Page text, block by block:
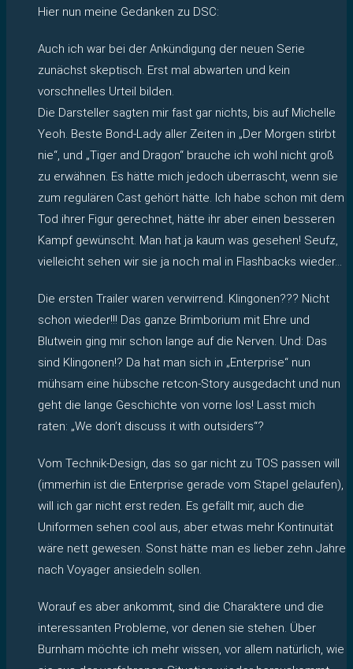
Hier nun meine Gedanken zu DSC:
Auch ich war bei der Ankündigung der neuen Serie
zunächst skeptisch. Erst mal abwarten und kein
vorschnelles Urteil bilden.
Die Darsteller sagten mir fast gar nichts, bis auf Michelle
Yeoh. Beste Bond-Lady aller Zeiten in „Der Morgen stirbt
nie“, und „Tiger and Dragon“ brauche ich wohl nicht groß
zu erwähnen. Es hätte mich jedoch überrascht, wenn sie
zum regulären Cast gehört hätte. Ich habe schon mit dem
Tod ihrer Figur gerechnet, hätte ihr aber einen besseren
Kampf gewünscht. Man hat ja kaum was gesehen! Seufz,
vielleicht sehen wir sie ja noch mal in Flashbacks wieder…
Die ersten Trailer waren verwirrend. Klingonen??? Nicht
schon wieder!!! Das ganze Brimborium mit Ehre und
Blutwein ging mir schon lange auf die Nerven. Und: Das
sind Klingonen!? Da hat man sich in „Enterprise“ nun
mühsam eine hübsche retcon-Story ausgedacht und nun
geht die lange Geschichte von vorne los! Lasst mich
raten: „We don’t discuss it with outsiders“?
Vom Technik-Design, das so gar nicht zu TOS passen will
(immerhin ist die Enterprise gerade vom Stapel gelaufen),
will ich gar nicht erst reden. Es gefällt mir, auch die
Uniformen sehen cool aus, aber etwas mehr Kontinuität
wäre nett gewesen. Sonst hätte man es lieber zehn Jahre
nach Voyager ansiedeln sollen.
Worauf es aber ankommt, sind die Charaktere und die
interessanten Probleme, vor denen sie stehen. Über
Burnham möchte ich mehr wissen, vor allem natürlich, wie